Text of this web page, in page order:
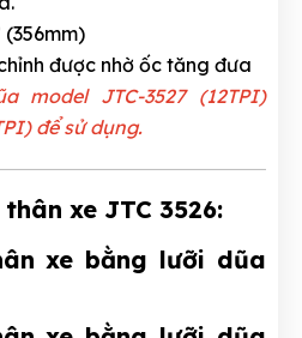
(356mm)
được nhờ ốc tăng đưa
model JTC-3527 (12TPI)
để sử dụng.
xe JTC 3526: